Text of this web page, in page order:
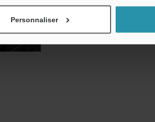
Personnaliser